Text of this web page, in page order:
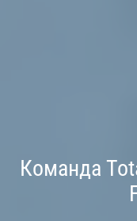
Команда